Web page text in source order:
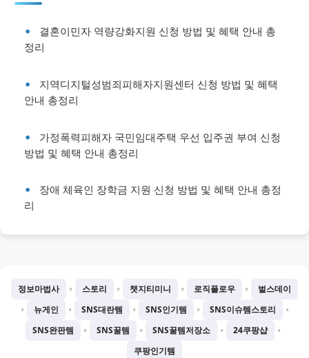
결혼이민자 역량강화지원 신청 방법 및 혜택 안내 총
정리
지역디지털성범죄피해자지원센터 신청 방법 및 혜택
안내 총정리
가정폭력피해자 국민임대주택 우선 입주권 부여 신청
방법 및 혜택 안내 총정리
장애 체육인 장학금 지원 신청 방법 및 혜택 안내 총정
리
정보마법사 • 스토리 • 챗지티미니 • 로직플로우 • 벌스데이
• 뉴게인 • SNS대란템 • SNS인기템 • SNS이슈템스토리 •
SNS완판템 • SNS꿀템 • SNS꿀템저장소 • 24쿠팡샵 •
쿠팡인기템